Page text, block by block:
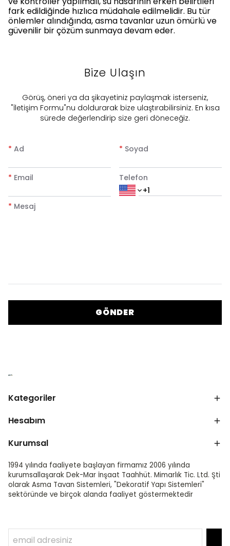
fark edildiğinde hızlıca müdahale edilmelidir. Bu tür
önlemler alındığında, asma tavanlar uzun ömürlü ve
güvenilir bir çözüm sunmaya devam eder.
Bize Ulaşın
​Görüş, öneri ya da şikayetiniz paylaşmak isterseniz,
"İletişim Formu"nu doldurarak bize ulaştırabilirsiniz. En kısa
sürede değerlendirip size geri döneceğiz.
* Ad * Soyad
* Email Telefon
* Mesaj
GÖNDER
Kategoriler
Hesabım
Kurumsal
1994 yılında faaliyete başlayan firmamız 2006 yılında
kurumsallaşarak Dek-Mar İnşaat Taahhüt. Mimarlık Tic. Ltd. Şti
olarak Asma Tavan Sistemleri, "Dekoratif Yapı Sistemleri"
sektöründe ve birçok alanda faaliyet göstermektedir